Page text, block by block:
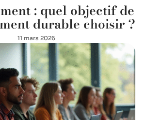
: quel objectif de
durable choisir ?
11 mars 2026